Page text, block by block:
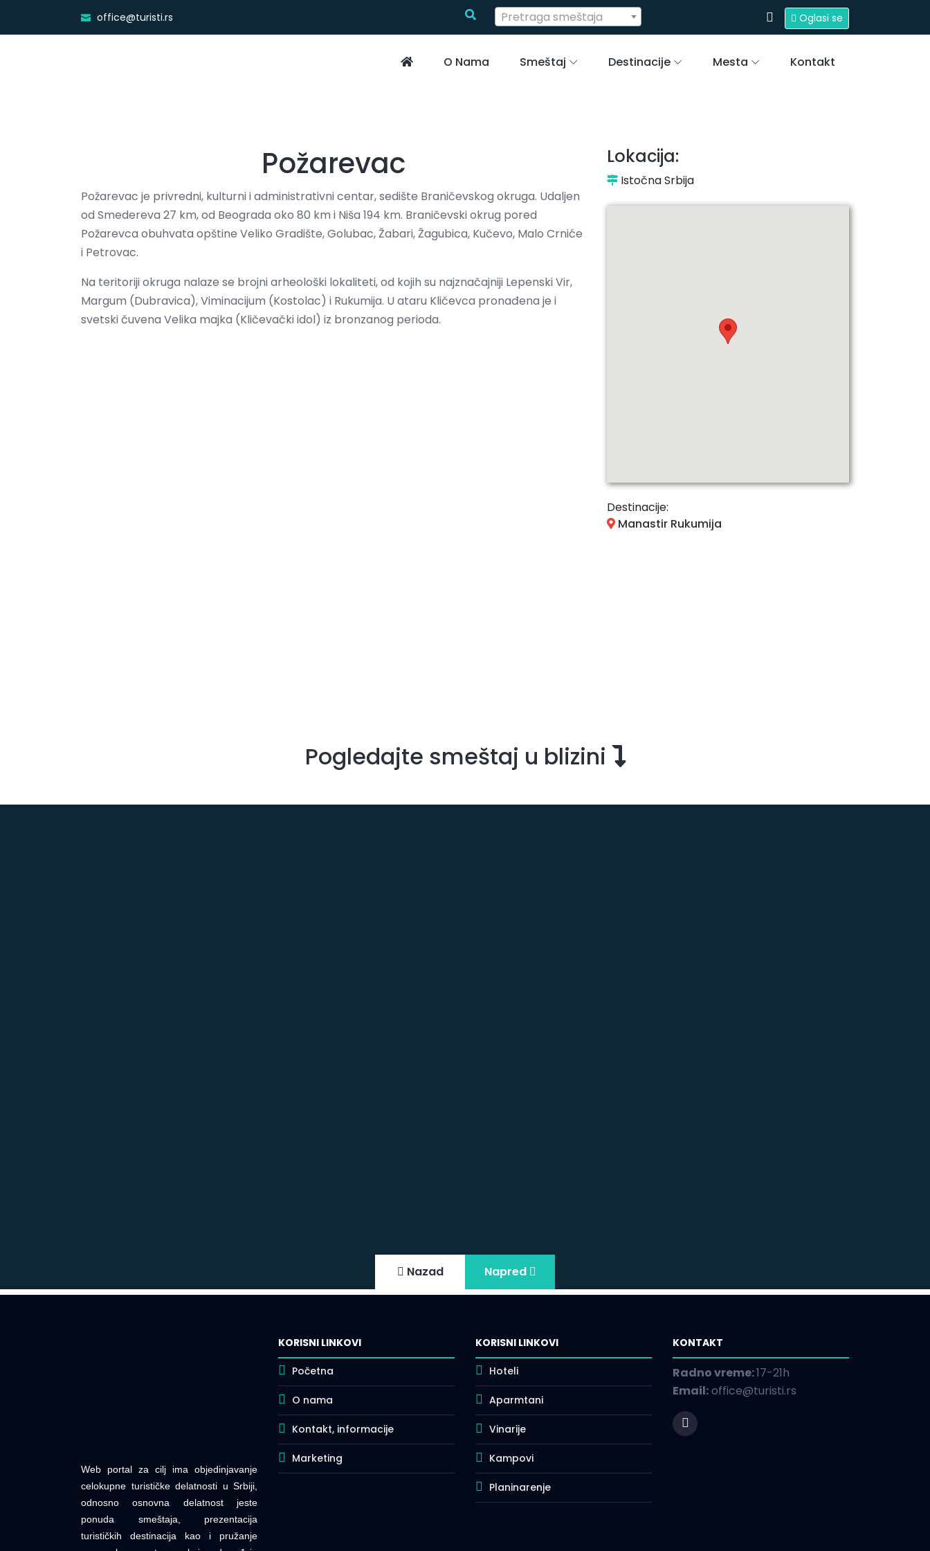
office@turisti.rs Pretraga smeštaja Oglasi se
O Nama Smeštaj Destinacije Mesta Kontakt
Požarevac
Požarevac je privredni, kulturni i administrativni centar, sedište Braničevskog okruga. Udaljen
od Smedereva 27 km, od Beograda oko 80 km i Niša 194 km. Braničevski okrug pored
Požarevca obuhvata opštine Veliko Gradište, Golubac, Žabari, Žagubica, Kučevo, Malo Crniće
i Petrovac.
Na teritoriji okruga nalaze se brojni arheološki lokaliteti, od kojih su najznačajniji Lepenski Vir,
Margum (Dubravica), Viminacijum (Kostolac) i Rukumija. U ataru Kličevca pronađena je i
svetski čuvena Velika majka (Kličevački idol) iz bronzanog perioda.
Lokacija:
Istočna Srbija
Destinacije:
Manastir Rukumija
Pogledajte smeštaj u blizini
Nazad Napred
Web portal za cilj ima objedinjavanje
celokupne turističke delatnosti u Srbiji,
odnosno osnovna delatnost jeste
ponuda smeštaja, prezentacija
turističkih destinacija kao i pružanje
KORISNI LINKOVI
Početna
O nama
Kontakt, informacije
Marketing
KORISNI LINKOVI
Hoteli
Aparmtani
Vinarije
Kampovi
Planinarenje
KONTAKT
Radno vreme:17-21h
Email:office@turisti.rs